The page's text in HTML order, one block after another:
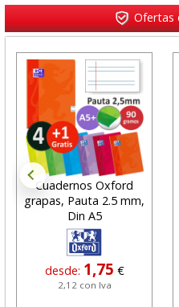
Ofertas
Cuadernos Oxford
grapas, Pauta 2.5 mm,
Din A5
desde: 1,75 €
2,12 con Iva